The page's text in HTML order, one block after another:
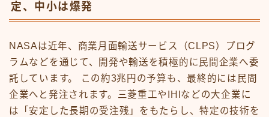
定、中小は爆発
NASAは近年、商業月面輸送サービス（CLPS）プログ
ラムなどを通じて、開発や輸送を積極的に民間企業へ委
託しています。 この約3兆円の予算も、最終的には民間
企業へと発注されます。三菱重工やIHIなどの大企業に
は「安定した長期の受注残」をもたらし、特定の技術を